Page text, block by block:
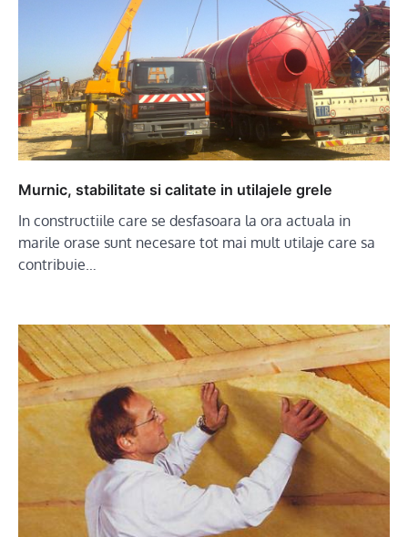
Murnic, stabilitate si calitate in utilajele grele
In constructiile care se desfasoara la ora actuala in
marile orase sunt necesare tot mai mult utilaje care sa
contribuie…